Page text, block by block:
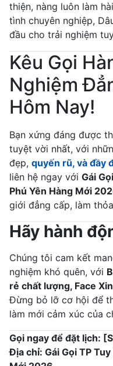
thiện, nàng luôn làm
tình chuyên nghiệp,
đầu cho trải nghiệm
Kêu Gọi
Nghiệm
Hôm Nay!
Bạn xứng đáng được
tuyệt vời nhất, với
đẹp, quyến rũ, và đầy
liên hệ ngay với Gái
Phú Yên Hàng Mới
giới đẳng cấp, làm
Hãy hành
Chúng tôi cam kết
nghiệm khó quên, với
rẻ chất lượng, Face
Đừng bỏ lỡ cơ hội để
làm mới cảm xúc của
Gọi ngay để đặt lịch:
Địa chỉ: Gái Gọi TP